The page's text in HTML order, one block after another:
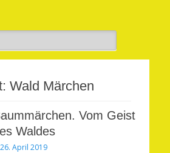
Wald Märchen
Vom Geist
Waldes
26. April 2019